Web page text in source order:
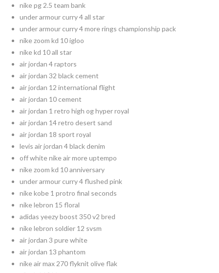
nike pg 2.5 team bank
under armour curry 4 all star
under armour curry 4 more rings championship pack
nike zoom kd 10 igloo
nike kd 10 all star
air jordan 4 raptors
air jordan 32 black cement
air jordan 12 international flight
air jordan 10 cement
air jordan 1 retro high og hyper royal
air jordan 14 retro desert sand
air jordan 18 sport royal
levis air jordan 4 black denim
off white nike air more uptempo
nike zoom kd 10 anniversary
under armour curry 4 flushed pink
nike kobe 1 protro final seconds
nike lebron 15 floral
adidas yeezy boost 350 v2 bred
nike lebron soldier 12 svsm
air jordan 3 pure white
air jordan 13 phantom
nike air max 270 flyknit olive flak